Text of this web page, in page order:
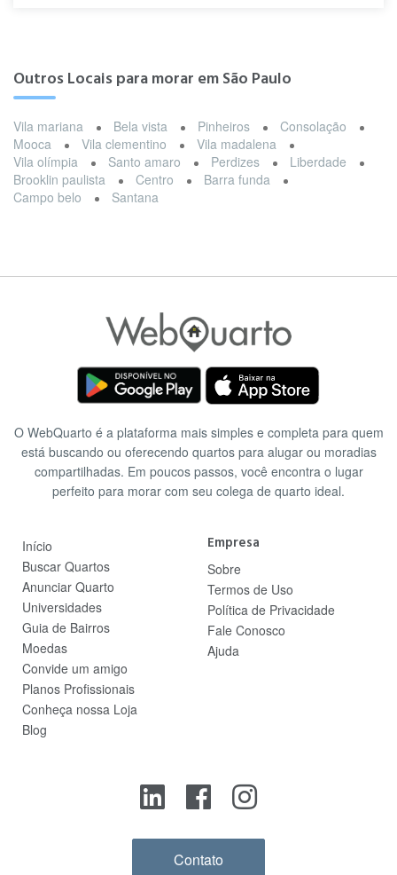
Outros Locais para morar em São Paulo
Vila mariana Bela vista Pinheiros
Consolação
Mooca
Vila clementino
Vila madalena
Vila olímpia
Santo amaro Perdizes
Liberdade
Brooklin paulista
Centro
Barra funda
Campo belo
Santana
O WebQuarto é a plataforma mais simples e completa para quem
está buscando ou oferecendo quartos para alugar ou moradias
compartilhadas. Em poucos passos, você encontra o lugar
perfeito para morar com seu colega de quarto ideal.
Início
Buscar Quartos
Anunciar Quarto
Universidades
Guia de Bairros
Moedas
Convide um amigo
Planos Profissionais
Conheça nossa Loja
Blog
Empresa
Sobre
Termos de Uso
Política de Privacidade
Fale Conosco
Ajuda
Contato